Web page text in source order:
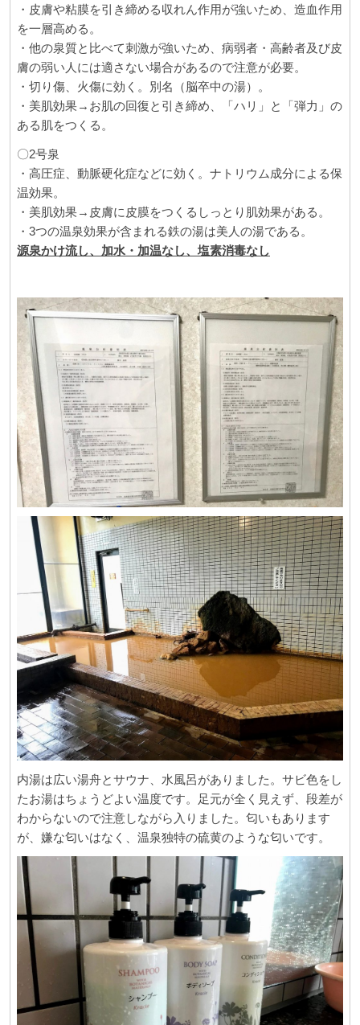
・皮膚や粘膜を引き締める収れん作用が強いため、造血作用
を一層高める。
・他の泉質と比べて刺激が強いため、病弱者・高齢者及び皮
膚の弱い人には適さない場合があるので注意が必要。
・切り傷、火傷に効く。別名（脳卒中の湯）。
・美肌効果→お肌の回復と引き締め、「ハリ」と「弾力」の
ある肌をつくる。
〇2号泉
・高圧症、動脈硬化症などに効く。ナトリウム成分による保
温効果。
・美肌効果→皮膚に皮膜をつくるしっとり肌効果がある。
・ 3つの温泉効果が含まれる鉄の湯は美人の湯である。
源泉かけ流し、加水・加温なし、塩素消毒なし
内湯は広い湯舟とサウナ、水風呂がありました。サビ色をし
たお湯はちょうどよい温度です。足元が全く見えず、段差が
わからないので注意しながら入りました。匂いもあります
が、嫌な匂いはなく、温泉独特の硫黄のような匂いです。